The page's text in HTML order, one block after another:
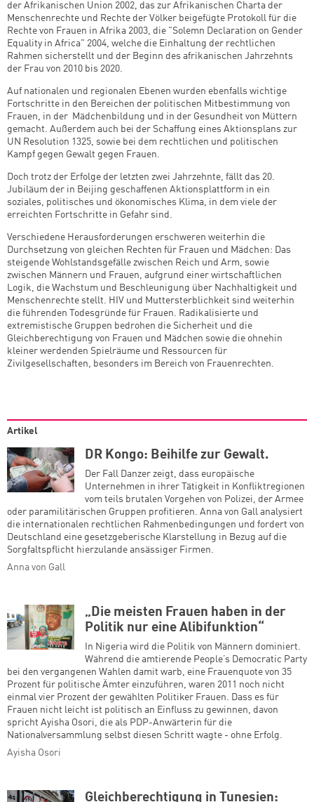
der Afrikanischen Union 2002, das zur Afrikanischen Charta der
Menschenrechte und Rechte der Völker beigefügte Protokoll für die
Rechte von Frauen in Afrika 2003, die "Solemn Declaration on Gender
Equality in Africa" 2004, welche die Einhaltung der rechtlichen
Rahmen sicherstellt und der Beginn des afrikanischen Jahrzehnts
der Frau von 2010 bis 2020.
Auf nationalen und regionalen Ebenen wurden ebenfalls wichtige
Fortschritte in den Bereichen der politischen Mitbestimmung von
Frauen, in der Mädchenbildung und in der Gesundheit von Müttern
gemacht. Außerdem auch bei der Schaffung eines Aktionsplans zur
UN Resolution 1325, sowie bei dem rechtlichen und politischen
Kampf gegen Gewalt gegen Frauen.
Doch trotz der Erfolge der letzten zwei Jahrzehnte, fällt das 20.
Jubiläum der in Beijing geschaffenen Aktionsplattform in ein
soziales, politisches und ökonomisches Klima, in dem viele der
erreichten Fortschritte in Gefahr sind.
Verschiedene Herausforderungen erschweren weiterhin die
Durchsetzung von gleichen Rechten für Frauen und Mädchen: Das
steigende Wohlstandsgefälle zwischen Reich und Arm, sowie
zwischen Männern und Frauen, aufgrund einer wirtschaftlichen
Logik, die Wachstum und Beschleunigung über Nachhaltigkeit und
Menschenrechte stellt. HIV und Muttersterblichkeit sind weiterhin
die führenden Todesgründe für Frauen. Radikalisierte und
extremistische Gruppen bedrohen die Sicherheit und die
Gleichberechtigung von Frauen und Mädchen sowie die ohnehin
kleiner werdenden Spielräume und Ressourcen für
Zivilgesellschaften, besonders im Bereich von Frauenrechten.
Artikel
DR Kongo: Beihilfe zur Gewalt.
Der Fall Danzer zeigt, dass europäische
Unternehmen in ihrer Tätigkeit in Konfliktregionen
vom teils brutalen Vorgehen von Polizei, der Armee
oder paramilitärischen Gruppen profitieren. Anna von Gall analysiert
die internationalen rechtlichen Rahmenbedingungen und fordert von
Deutschland eine gesetzgeberische Klarstellung in Bezug auf die
Sorgfaltspflicht hierzulande ansässiger Firmen.
Anna von Gall
„Die meisten Frauen haben in der
Politik nur eine Alibifunktion“
In Nigeria wird die Politik von Männern dominiert.
Während die amtierende People’s Democratic Party
bei den vergangenen Wahlen damit warb, eine Frauenquote von 35
Prozent für politische Ämter einzuführen, waren 2011 noch nicht
einmal vier Prozent der gewählten Politiker Frauen. Dass es für
Frauen nicht leicht ist politisch an Einfluss zu gewinnen, davon
spricht Ayisha Osori, die als PDP-Anwärterin für die
Nationalversammlung selbst diesen Schritt wagte - ohne Erfolg.
Ayisha Osori
Gleichberechtigung in Tunesien: